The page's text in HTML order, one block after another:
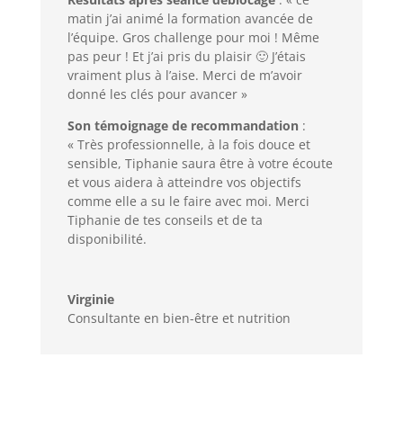
matin j’ai animé la formation avancée de
l’équipe. Gros challenge pour moi ! Même
pas peur ! Et j’ai pris du plaisir 🙂 J’étais
vraiment plus à l’aise. Merci de m’avoir
donné les clés pour avancer »
Son témoignage de recommandation :
« Très professionnelle, à la fois douce et
sensible, Tiphanie saura être à votre écoute
et vous aidera à atteindre vos objectifs
comme elle a su le faire avec moi. Merci
Tiphanie de tes conseils et de ta
disponibilité.
Virginie
Consultante en bien-être et nutrition